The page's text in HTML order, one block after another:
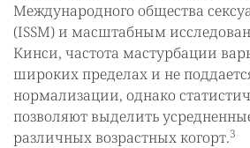
Международного общества
(ISSM) и масштабным
Кинси, частота мастурбации
широких пределах и не
нормализации, однако
позволяют выделить
различных возрастных когорт.3